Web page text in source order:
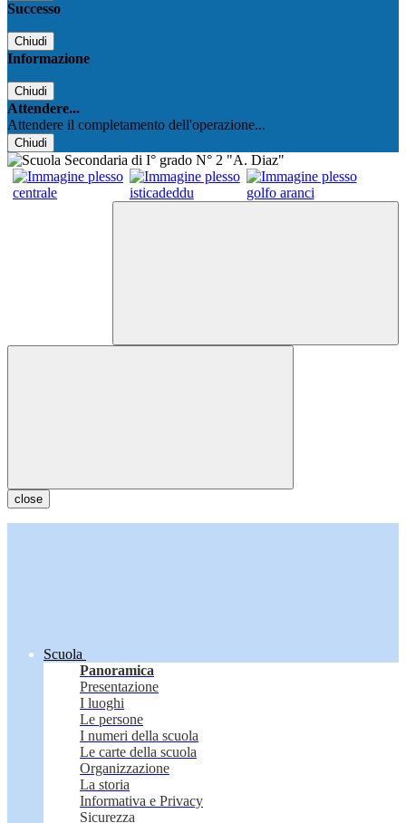
Successo
Chiudi
Informazione
Chiudi
Attendere...
Attendere il completamento dell'operazione...
Chiudi
close
Scuola
Panoramica
Presentazione
I luoghi
Le persone
I numeri della scuola
Le carte della scuola
Organizzazione
La storia
Informativa e Privacy
Sicurezza